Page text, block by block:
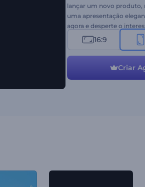
lançar um novo produto,
uma apresentação
agora e desperte o
16:9
Criar